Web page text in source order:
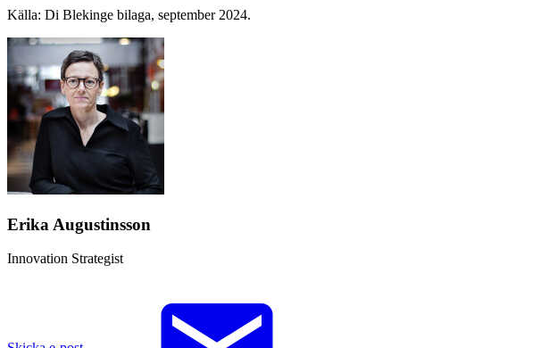
Källa: Di Blekinge bilaga, september 2024.
Erika Augustinsson
Innovation Strategist